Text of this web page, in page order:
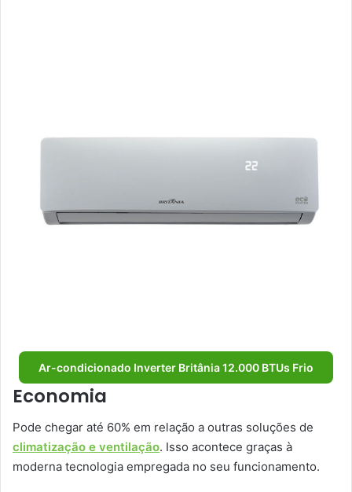
Ar-condicionado Inverter Britânia 12.000 BTUs Frio
Economia
Pode chegar até 60% em relação a outras soluções de
climatização e ventilação. Isso acontece graças à
moderna tecnologia empregada no seu funcionamento.